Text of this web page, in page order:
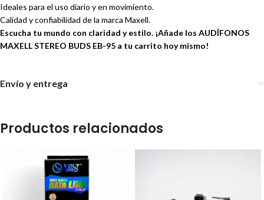
Ideales para el uso diario y en movimiento.
Calidad y confiabilidad de la marca Maxell.
Escucha tu mundo con claridad y estilo. ¡Añade los AUDÍFONOS
MAXELL STEREO BUDS EB-95 a tu carrito hoy mismo!
Envío y entrega
Productos relacionados